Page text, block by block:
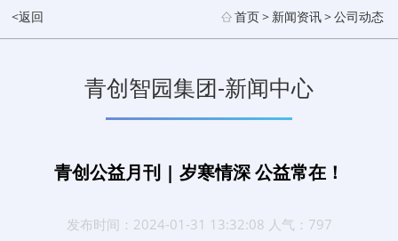
<返回 首页> 新闻资讯>公司动态
青创智园集团-新闻中心
青创公益月刊 | 岁寒情深 公益常在！
发布时间：2024-01-31 13:32:08 人气：797